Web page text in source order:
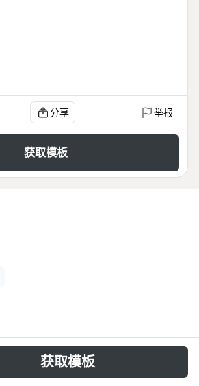
分享 举报
获取模板
相関図』は、579のノードで構成さ
クター相関図テンプレートです。
获取模板